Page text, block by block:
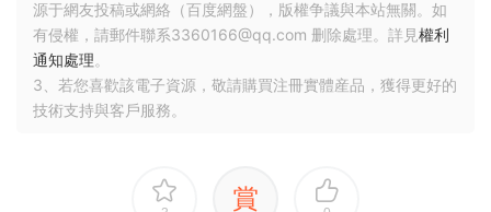
源于網友投稿或網絡（百度網盤），版權争議與本站無關。如
有侵權，請郵件聯系3360166@qq.com 删除處理。詳見權利
通知處理。
3、若您喜歡該電子資源，敬請購買注冊實體産品，獲得更好的
技術支持與客戶服務。
賞